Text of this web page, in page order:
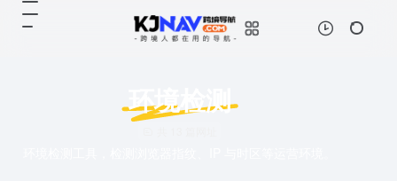
环境检测